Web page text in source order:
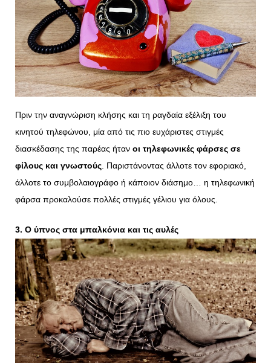
Πριν την αναγνώριση κλήσης και τη ραγδαία εξέλιξη του
κινητού τηλεφώνου, μία από τις πιο ευχάριστες στιγμές
διασκέδασης της παρέας ήταν οι τηλεφωνικές φάρσες σε
φίλους και γνωστούς . Παριστάνοντας άλλοτε τον εφοριακό,
άλλοτε το συμβολαιογράφο ή κάποιον διάσημο… η τηλεφωνική
φάρσα προκαλούσε πολλές στιγμές γέλιου για όλους.
3. Ο ύπνος στα μπαλκόνια και τις αυλές